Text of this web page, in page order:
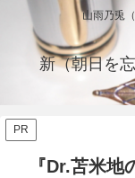
山雨乃兎
新（朝日を
PR
『Dr.苫米